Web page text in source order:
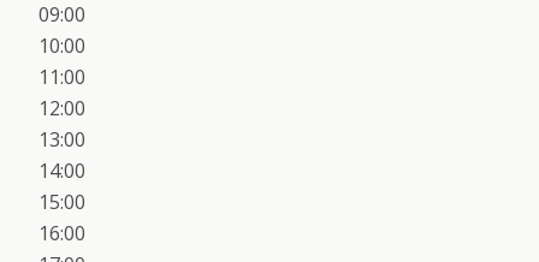
09:00
10:00
11:00
12:00
13:00
14:00
15:00
16:00